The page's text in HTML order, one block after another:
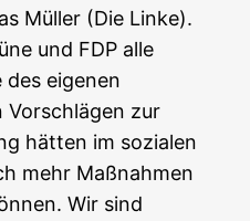
Müller (Die Linke).
und FDP alle
eigenen
Vorschlägen zur
hätten im sozialen
mehr Maßnahmen
Wir sind